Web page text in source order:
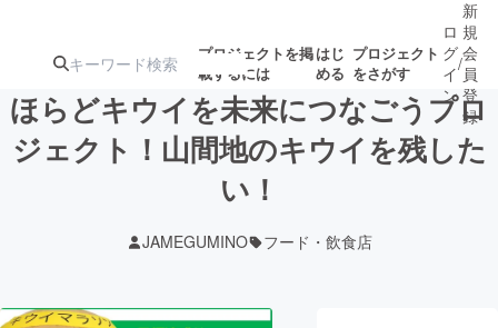
プロジェクトを掲
載するには
はじ
める
プロジェクト
をさがす
注目の新着プロ
ロ
グ
イ
ン
/
新
規
会
員
登
録
ほらどキウイを未来につなごうプロ
ジェクト！山間地のキウイを残した
い！
JAMEGUMINO フード・飲食店